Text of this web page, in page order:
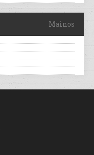
Mainos